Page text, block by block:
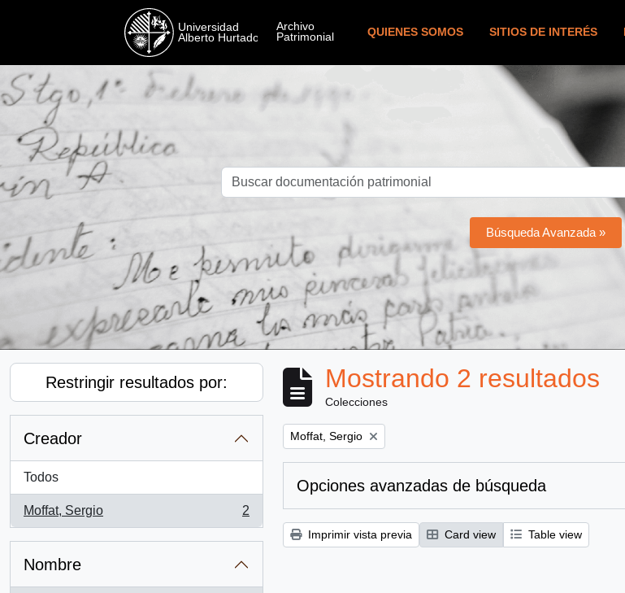
QUIENES SOMOS SITIOS DE INTERÉS
Búsqueda Avanzada »
Restringir resultados por:
Creador
Todos
Moffat, Sergio
, 2 resultados
2
Nombre
Mostrando 2 resultados
Colecciones
Remove filter:
Moffat, Sergio
Opciones avanzadas de búsqueda
Imprimir vista previa Card view Table view